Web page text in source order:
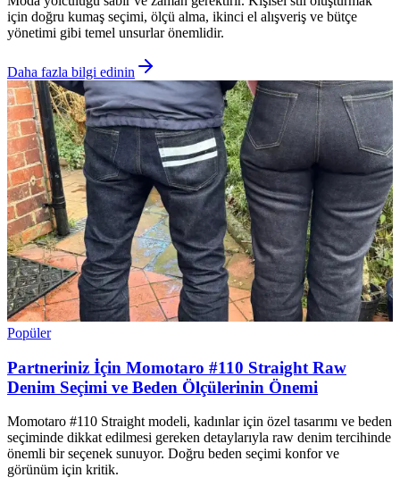
için doğru kumaş seçimi, ölçü alma, ikinci el alışveriş ve bütçe
yönetimi gibi temel unsurlar önemlidir.
Daha fazla bilgi edinin
Popüler
Partneriniz İçin Momotaro #110 Straight Raw
Denim Seçimi ve Beden Ölçülerinin Önemi
Momotaro #110 Straight modeli, kadınlar için özel tasarımı ve beden
seçiminde dikkat edilmesi gereken detaylarıyla raw denim tercihinde
önemli bir seçenek sunuyor. Doğru beden seçimi konfor ve
görünüm için kritik.